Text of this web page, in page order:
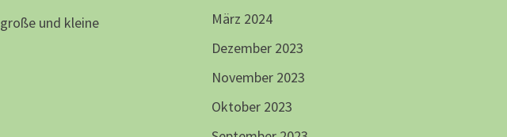
und kleine
März 2024
Dezember 2023
November 2023
Oktober 2023